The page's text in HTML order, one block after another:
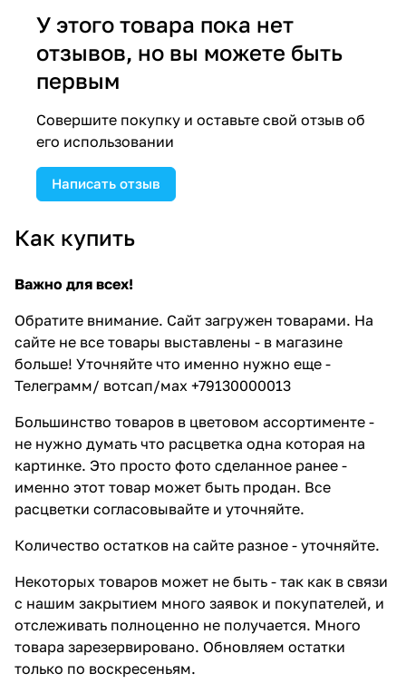
У этого товара пока нет
отзывов, но вы можете быть
первым
Совершите покупку и оставьте свой отзыв об
его использовании
Написать отзыв
Как купить
Важно для всех!
Обратите внимание. Сайт загружен товарами. На
сайте не все товары выставлены - в магазине
больше! Уточняйте что именно нужно еще -
Телеграмм/ вотсап/мах +79130000013
Большинство товаров в цветовом ассортименте -
не нужно думать что расцветка одна которая на
картинке. Это просто фото сделанное ранее -
именно этот товар может быть продан. Все
расцветки согласовывайте и уточняйте.
Количество остатков на сайте разное - уточняйте.
Некоторых товаров может не быть - так как в связи
с нашим закрытием много заявок и покупателей, и
отслеживать полноценно не получается. Много
товара зарезервировано. Обновляем остатки
только по воскресеньям.